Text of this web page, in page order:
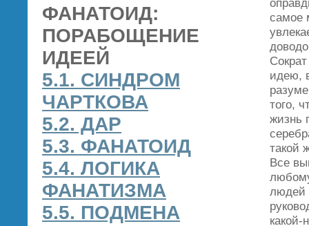
ФАНАТОИД:
ПОРАБОЩЕНИЕ
ИДЕЕЙ
5.1. СИНДРОМ
ЧАРТКОВА
5.2. ДАР
5.3. ФАНАТОИД
5.4. ЛОГИКА
ФАНАТИЗМА
5.5. ПОДМЕНА
самое
идею,
того,
жизнь
такой
Все
людей